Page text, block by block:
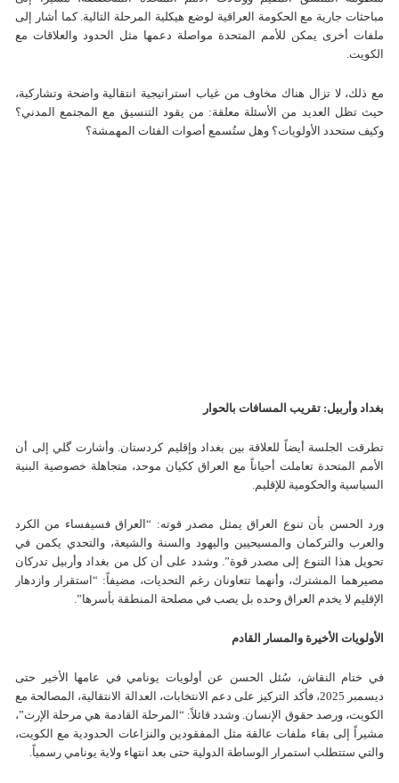
مباحثات جارية مع الحكومة العراقية لوضع هيكلية المرحلة التالية. كما أشار إلى
ملفات أخرى يمكن للأمم المتحدة مواصلة دعمها مثل الحدود والعلاقات مع
الكويت.
مع ذلك، لا تزال هناك مخاوف من غياب استراتيجية انتقالية واضحة وتشاركية،
حيث تظل العديد من الأسئلة معلقة: من يقود التنسيق مع المجتمع المدني؟
وكيف ستحدد الأولويات؟ وهل ستُسمع أصوات الفئات المهمشة؟
بغداد وأربيل: تقريب المسافات بالحوار
تطرقت الجلسة أيضاً للعلاقة بين بغداد وإقليم كردستان. وأشارت گلي إلى أن
الأمم المتحدة تعاملت أحياناً مع العراق ككيان موحد، متجاهلة خصوصية البنية
السياسية والحكومية للإقليم.
ورد الحسن بأن تنوع العراق يمثل مصدر قوته: “العراق فسيفساء من الكرد
والعرب والتركمان والمسيحيين واليهود والسنة والشيعة، والتحدي يكمن في
تحويل هذا التنوع إلى مصدر قوة”. وشدد على أن كل من بغداد وأربيل تدركان
مصيرهما المشترك، وأنهما تتعاونان رغم التحديات، مضيفاً: “استقرار وازدهار
الإقليم لا يخدم العراق وحده بل يصب في مصلحة المنطقة بأسرها”.
الأولويات الأخيرة والمسار القادم
في ختام النقاش، سُئل الحسن عن أولويات يونامي في عامها الأخير حتى
ديسمبر 2025، فأكد التركيز على دعم الانتخابات، العدالة الانتقالية، المصالحة مع
الكويت، ورصد حقوق الإنسان. وشدد قائلاً: “المرحلة القادمة هي مرحلة الإرث”،
مشيراً إلى بقاء ملفات عالقة مثل المفقودين والنزاعات الحدودية مع الكويت،
والتي ستتطلب استمرار الوساطة الدولية حتى بعد انتهاء ولاية يونامي رسمياً.